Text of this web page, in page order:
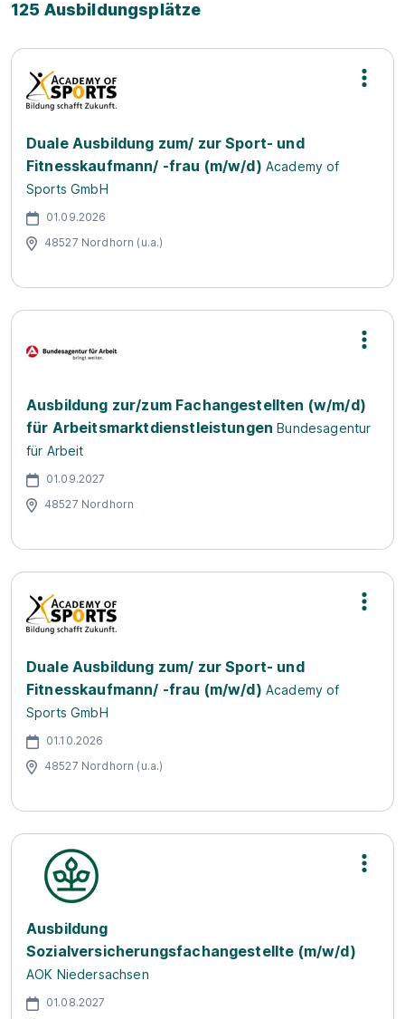
125 Ausbildungsplätze
Duale Ausbildung zum/ zur Sport- und
Fitnesskaufmann/ -frau (m/w/d) Academy of
Sports GmbH
01.09.2026
48527 Nordhorn (u.a.)
Ausbildung zur/zum Fachangestellten (w/m/d)
für Arbeitsmarktdienstleistungen Bundesagentur
für Arbeit
01.09.2027
48527 Nordhorn
Duale Ausbildung zum/ zur Sport- und
Fitnesskaufmann/ -frau (m/w/d) Academy of
Sports GmbH
01.10.2026
48527 Nordhorn (u.a.)
Ausbildung
Sozialversicherungsfachangestellte (m/w/d)
AOK Niedersachsen
01.08.2027